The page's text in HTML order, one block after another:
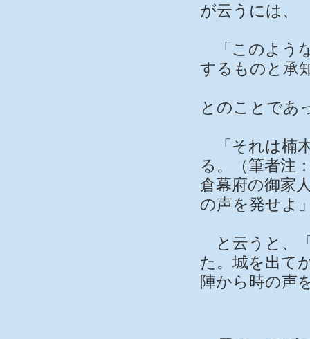
が云うには、
「このよう
するものと承
とのことであ
「それは楠
る。（筆者注
倉幕府の御家
の声を発せよ
と云うと、
た。城を出て
陣から時の声